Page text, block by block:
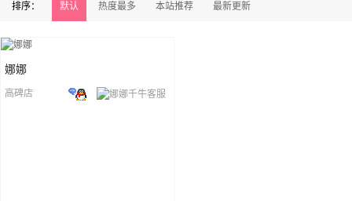
排序： 默认 热度最多 本站推荐 最新更新
娜娜
高碑店